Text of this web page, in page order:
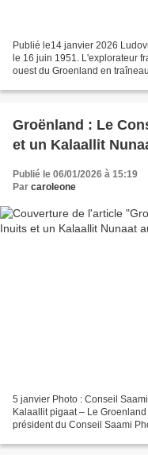
Publié le14 janvier 2026
le 16 juin 1951. L'explorateur
ouest du Groenland en
Groënland : Le
et un Kalaallit
Publié le 06/01/2026 à 15:19
Par caroleone
5 janvier Photo : Conseil
Kalaallit pigaat – Le
président du Conseil Saami